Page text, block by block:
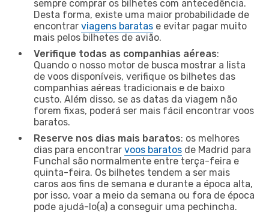
sempre comprar os bilhetes com antecedência.
Desta forma, existe uma maior probabilidade de
encontrar viagens baratas e evitar pagar muito
mais pelos bilhetes de avião.
Verifique todas as companhias aéreas:
Quando o nosso motor de busca mostrar a lista
de voos disponíveis, verifique os bilhetes das
companhias aéreas tradicionais e de baixo
custo. Além disso, se as datas da viagem não
forem fixas, poderá ser mais fácil encontrar voos
baratos.
Reserve nos dias mais baratos: os melhores
dias para encontrar voos baratos de Madrid para
Funchal são normalmente entre terça-feira e
quinta-feira. Os bilhetes tendem a ser mais
caros aos fins de semana e durante a época alta,
por isso, voar a meio da semana ou fora de época
pode ajudá-lo(a) a conseguir uma pechincha.